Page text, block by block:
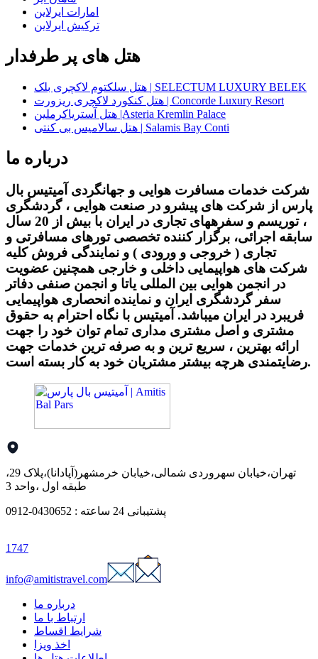
امارات ایرلاین
ترکیش ایرلاین
هتل های پر طرفدار
هتل سلکتوم لاکچری بلک | SELECTUM LUXURY BELEK
هتل کنکورد لاکچری ریزورت | Concorde Luxury Resort
هتل آستریاکرملین |Asteria Kremlin Palace
هتل سالامیس بی کنتی | Salamis Bay Conti
درباره ما
شرکت خدمات مسافرت هوایی و جهانگردی آمیتیس بال
پارس از شرکت های پیشرو در صنعت هوایی ، گردشگری
، توریسم و سفرههای تجاری در ایران با بیش از 20 سال
سابقه اجرائی، برگزار کننده تخصصی تورهای مسافرتی و
تجاری ( خروجی و ورودی ) و نمایندگی فروش کلیه
شرکت های هواپیمایی داخلی و خارجی همچنین عضویت
در انجمن هوایی بین المللی یاتا و انجمن صنفی دفاتر
سفر گردشگری ایران و نماینده انحصاری هواپیمایی
فریبرد در ایران میباشد. آمیتیس با نگاه احترام به حقوق
مشتری و اصل مشتری مداری تمام توان خود را جهت
ارائه بهترین ، سریع ترین و به صرفه ترین خدمات جهت
رضایتمندی هرچه بیشتر مشتریان خود به کار بسته است.
تهران،خیابان سهروردی شمالی،خیابان خرمشهر(آپادانا)،پلاک 29،
طبقه اول ،واحد 3
پشتیبانی 24 ساعته : 0430652-0912
1747
info@amitistravel.com
درباره ما
ارتباط با ما
شرایط اقساط
اخذ ویزا